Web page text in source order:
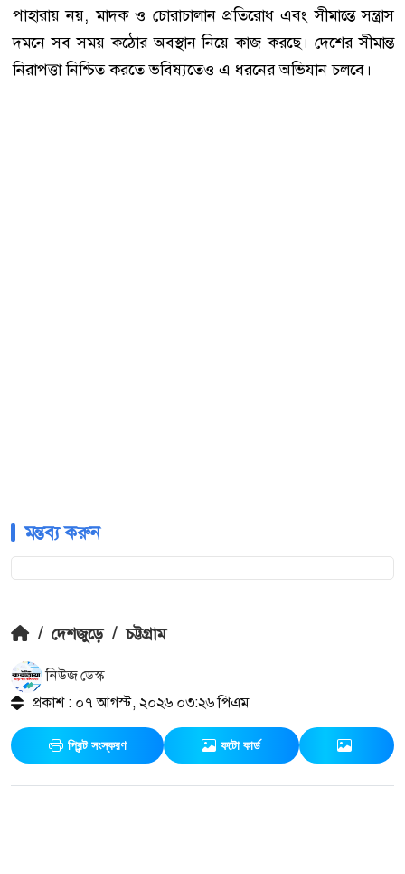
পাহারায় নয়, মাদক ও চোরাচালান প্রতিরোধ এবং সীমান্তে সন্ত্রাস
দমনে সব সময় কঠোর অবস্থান নিয়ে কাজ করছে। দেশের সীমান্ত
নিরাপত্তা নিশ্চিত করতে ভবিষ্যতেও এ ধরনের অভিযান চলবে।
মন্তব্য করুন
/ দেশজুড়ে / চট্টগ্রাম
নিউজ ডেস্ক
প্রকাশ : ০৭ আগস্ট, ২০২৬ ০৩:২৬ পিএম
প্রিন্ট সংস্করণ ফটো কার্ড